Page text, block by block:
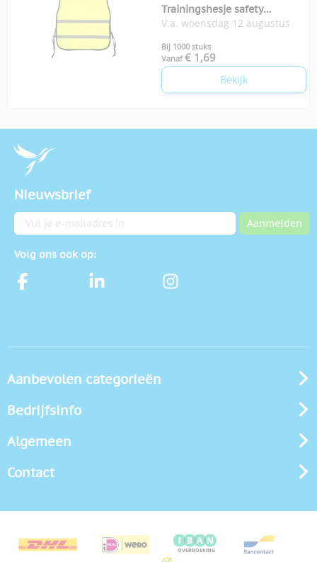
Trainingshesje safety
volwassenen
V.a. woensdag 12 augustus
Bij 1000 stuks
Vanaf € 1,69
Bekijk
Nieuwsbrief
E-mailadres Aanmelden
Volg ons ook op:
Aanbevolen categorieën
Bedrijfsinfo
Algemeen
Contact